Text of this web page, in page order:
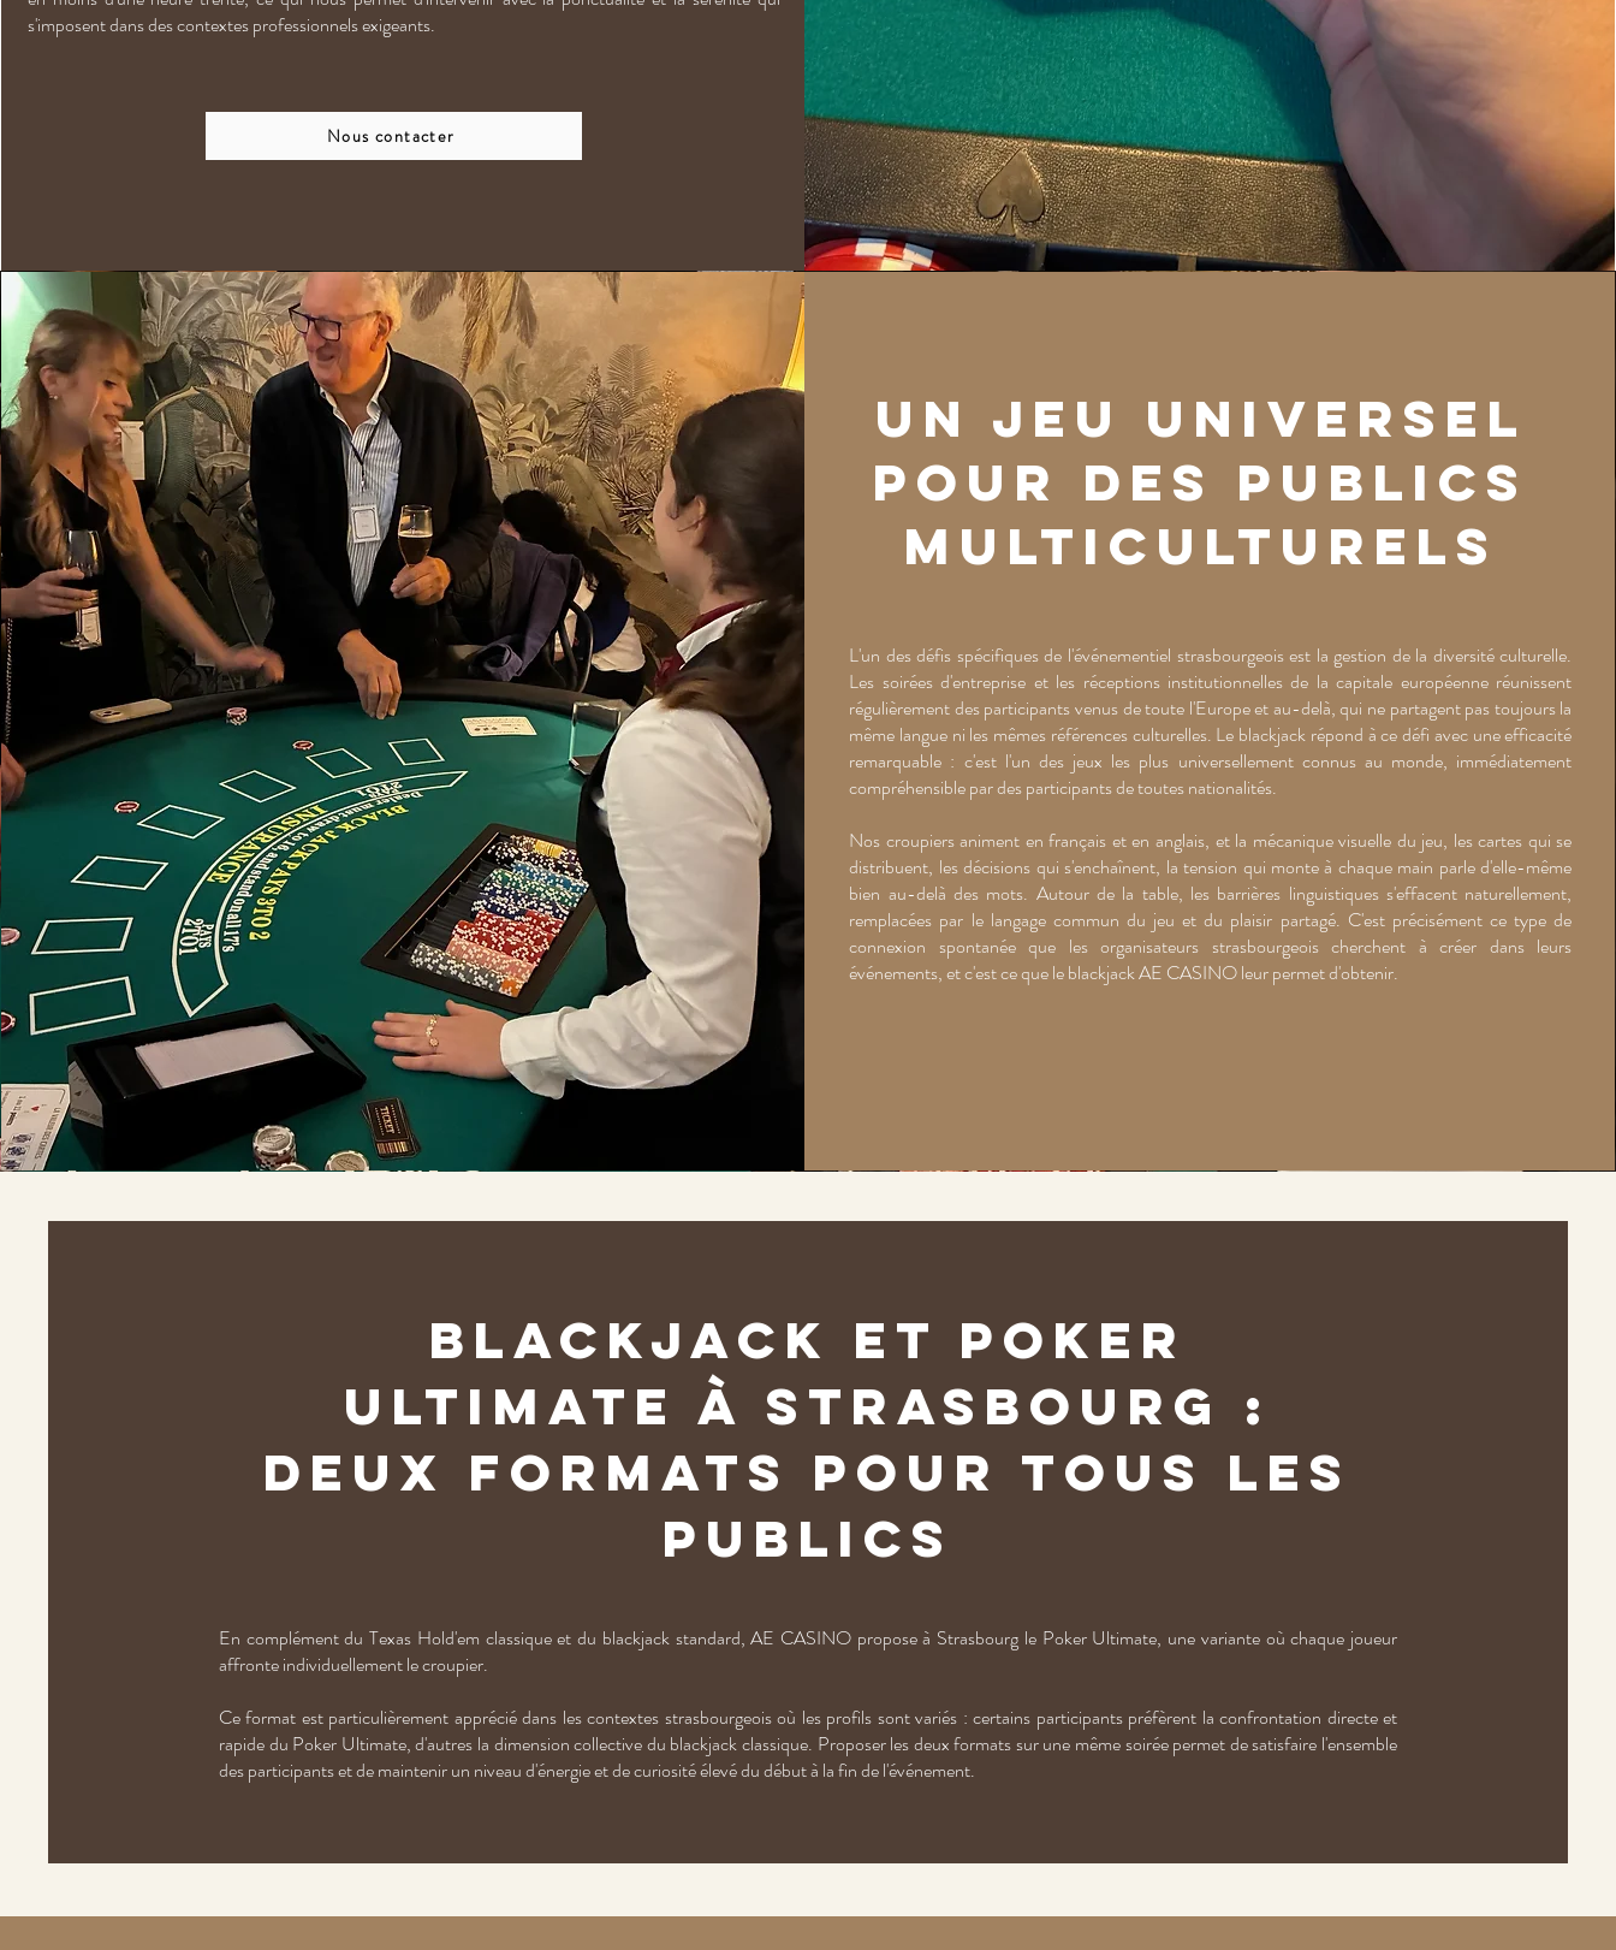
s'imposent dans des contextes professionnels exigeants.
Nous contacter
Un jeu universel
pour des publics
multiculturels
L'un des défis spécifiques de l'événementiel strasbourgeois est la gestion de la diversité culturelle.
Les soirées d'entreprise et les réceptions institutionnelles de la capitale européenne réunissent
régulièrement des participants venus de toute l'Europe et au-delà, qui ne partagent pas toujours la
même langue ni les mêmes références culturelles. Le blackjack répond à ce défi avec une efficacité
remarquable : c'est l'un des jeux les plus universellement connus au monde, immédiatement
compréhensible par des participants de toutes nationalités.
Nos croupiers animent en français et en anglais, et la mécanique visuelle du jeu, les cartes qui se
distribuent, les décisions qui s'enchaînent, la tension qui monte à chaque main parle d'elle-même
bien au-delà des mots. Autour de la table, les barrières linguistiques s'effacent naturellement,
remplacées par le langage commun du jeu et du plaisir partagé. C'est précisément ce type de
connexion spontanée que les organisateurs strasbourgeois cherchent à créer dans leurs
événements, et c'est ce que le blackjack AE CASINO leur permet d'obtenir.
Blackjack et Poker
Ultimate à Strasbourg :
deux formats pour tous les
publics
En complément du Texas Hold'em classique et du blackjack standard, AE CASINO propose à Strasbourg le Poker Ultimate, une variante où chaque joueur
affronte individuellement le croupier.
Ce format est particulièrement apprécié dans les contextes strasbourgeois où les profils sont variés : certains participants préfèrent la confrontation directe et
rapide du Poker Ultimate, d'autres la dimension collective du blackjack classique. Proposer les deux formats sur une même soirée permet de satisfaire l'ensemble
des participants et de maintenir un niveau d'énergie et de curiosité élevé du début à la fin de l'événement.